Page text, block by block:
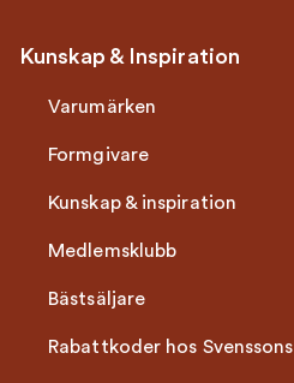
Kunskap & Inspiration
Varumärken
Formgivare
Kunskap & inspiration
Medlemsklubb
Bästsäljare
Rabattkoder hos Svenssons